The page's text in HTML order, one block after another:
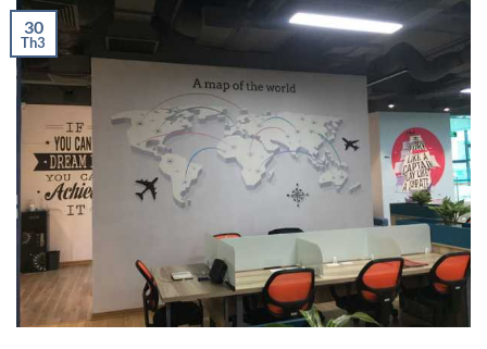
30
Th3